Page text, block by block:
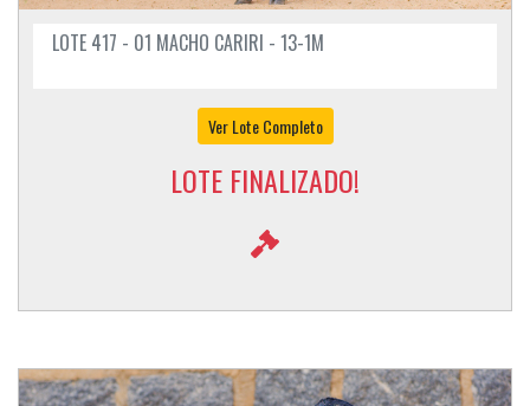
LOTE 417 - 01 MACHO CARIRI - 13-1M
Ver Lote Completo
LOTE FINALIZADO!